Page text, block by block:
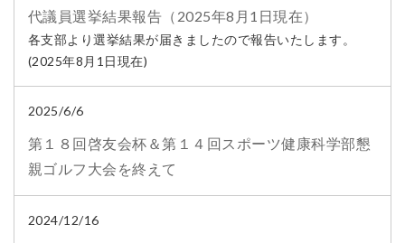
代議員選挙結果報告（2025年8月1日現在）
各支部より選挙結果が届きましたので報告いたします。
(2025年8月1日現在)
2025/6/6
第１８回啓友会杯＆第１４回スポーツ健康科学部懇
親ゴルフ大会を終えて
2024/12/16